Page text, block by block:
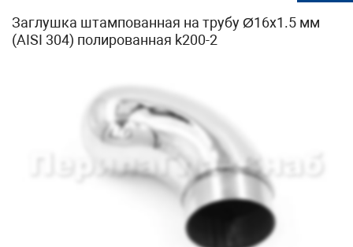
Заглушка штампованная на трубу Ø16x1.5 мм
(AISI 304) полированная k200-2